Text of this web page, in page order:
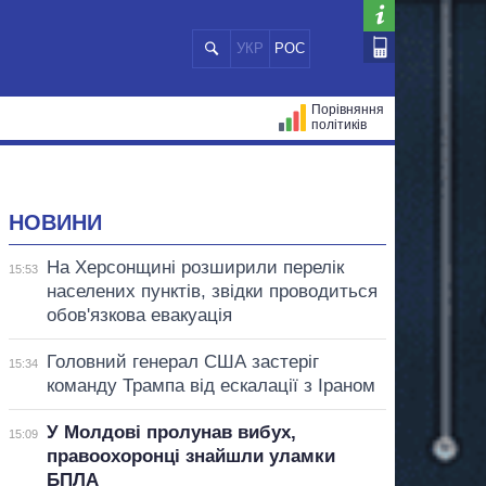
УКР РОС
Порівняння
політиків
НОВИНИ
15:53
На Херсонщині розширили перелік
населених пунктів, звідки проводиться
обов'язкова евакуація
15:34
Головний генерал США застеріг
команду Трампа від ескалації з Іраном
15:09
У Молдові пролунав вибух,
правоохоронці знайшли уламки
БПЛА